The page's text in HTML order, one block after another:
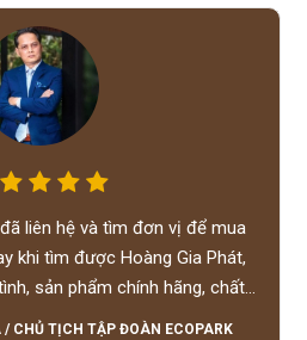
liên hệ và tìm đơn vị để mua
khi tìm được Hoàng Gia Phát,
sản phẩm chính hãng, chất
hợp lý, hỗ trợ tận tình.
/ CHỦ TỊCH TẬP ĐOÀN ECOPARK